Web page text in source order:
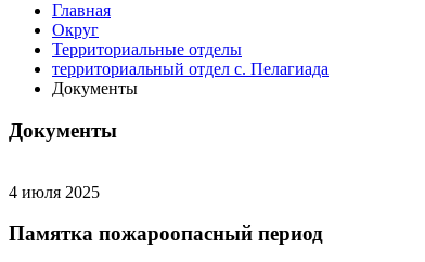
Главная
Округ
Территориальные отделы
территориальный отдел с. Пелагиада
Документы
Документы
4 июля 2025
Памятка пожароопасный период